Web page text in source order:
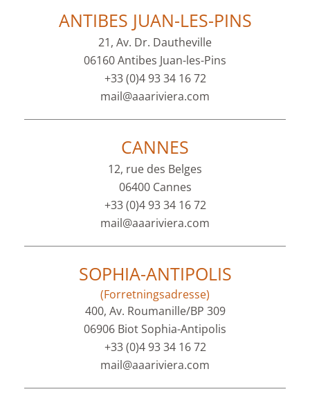
ANTIBES JUAN-LES-PINS
21, Av. Dr. Dautheville
06160 Antibes Juan-les-Pins
+33 (0)4 93 34 16 72
mail@aaariviera.com
CANNES
12, rue des Belges
06400 Cannes
+33 (0)4 93 34 16 72
mail@aaariviera.com
SOPHIA-ANTIPOLIS
(Forretningsadresse)
400, Av. Roumanille/BP 309
06906 Biot Sophia-Antipolis
+33 (0)4 93 34 16 72
mail@aaariviera.com